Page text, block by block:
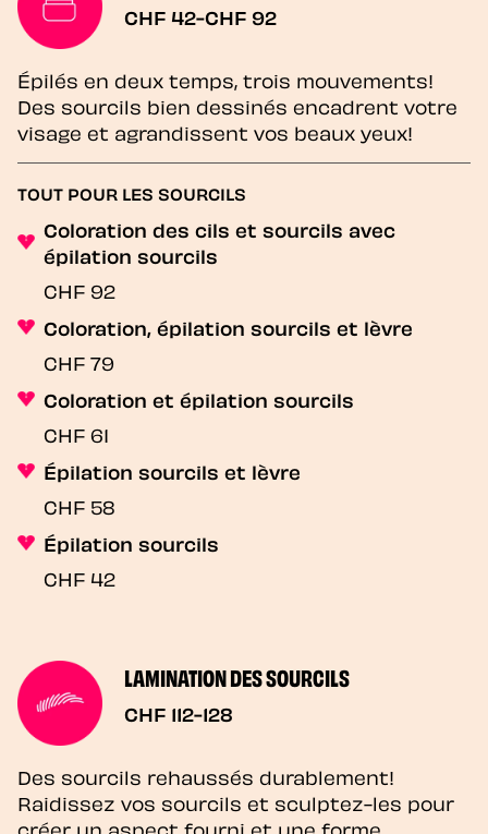
CHF 42-CHF 92
Épilés en deux temps, trois mouvements!
Des sourcils bien dessinés encadrent votre
visage et agrandissent vos beaux yeux!
TOUT POUR LES SOURCILS
Coloration des cils et sourcils avec
épilation sourcils
CHF 92
Coloration, épilation sourcils et lèvre
CHF 79
Coloration et épilation sourcils
CHF 61
Épilation sourcils et lèvre
CHF 58
Épilation sourcils
CHF 42
LAMINATION DES SOURCILS
CHF 112-128
Des sourcils rehaussés durablement!
Raidissez vos sourcils et sculptez-les pour
créer un aspect fourni et une forme